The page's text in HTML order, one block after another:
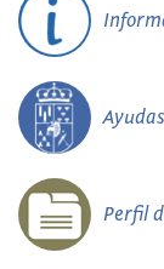
Perfil